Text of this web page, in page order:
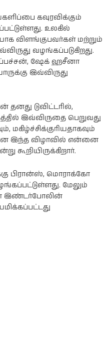
கவுரவிக்கும்
உலகில்
விளங்குபவர்கள் மற்றும்
வழங்கப்படுகிறது.
ஷேக் ஹசீனா
இவ்விருது
டுவிட்டரில்,
இவ்விருதை பெறுவது
மகிழ்ச்சிக்குரியதாகவும்
இந்த விழாவில் என்னை
கூறியிருக்கிறார்.
பிரான்ஸ், மொராக்கோ
மேலும்
இண்டர்போலின்